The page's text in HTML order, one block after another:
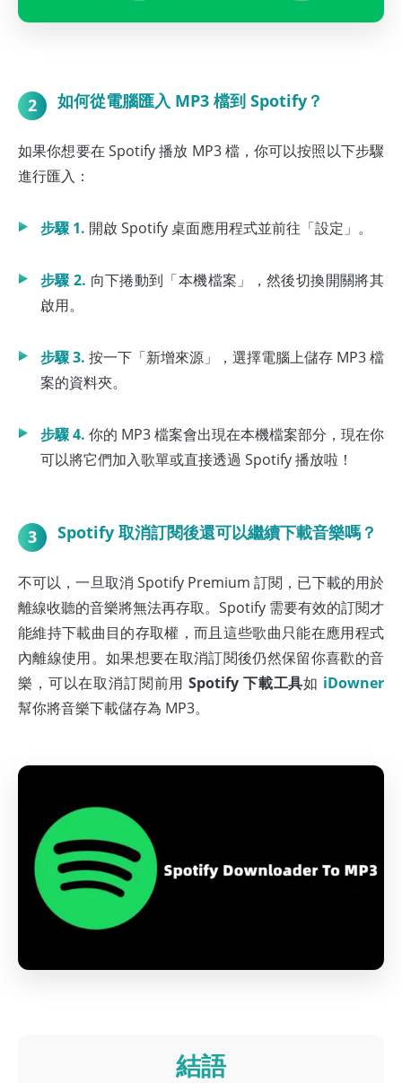
2 如何從電腦匯入 MP3 檔到 Spotify？
如果你想要在 Spotify 播放 MP3 檔，你可以按照以下步驟
進行匯入：
步驟 1. 開啟 Spotify 桌面應用程式並前往「設定」。
步驟 2. 向下捲動到「本機檔案」，然後切換開關將其
啟用。
步驟 3. 按一下「新增來源」，選擇電腦上儲存 MP3 檔
案的資料夾。
步驟 4. 你的 MP3 檔案會出現在本機檔案部分，現在你
可以將它們加入歌單或直接透過 Spotify 播放啦！
3 Spotify 取消訂閱後還可以繼續下載音樂嗎？
不可以，一旦取消 Spotify Premium 訂閱，已下載的用於
離線收聽的音樂將無法再存取。Spotify 需要有效的訂閱才
能維持下載曲目的存取權，而且這些歌曲只能在應用程式
內離線使用。如果想要在取消訂閱後仍然保留你喜歡的音
樂，可以在取消訂閱前用Spotify 下載工具如 iDowner
幫你將音樂下載儲存為 MP3。
結語